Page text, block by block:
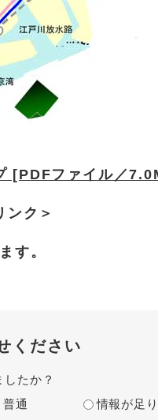
[PDFファイル／
ンク＞
す。
ください
たか？
普通 情報が足